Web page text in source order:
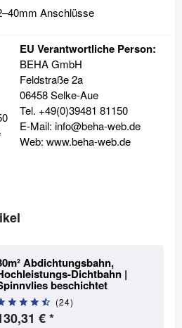
Anschlüsse
EU Verantwortliche Person:
BEHA GmbH
Feldstraße 2a
06458 Selke-Aue
Tel. +49(0)39481 81150
E-Mail: info@beha-web.de
Web: www.beha-web.de
Abdichtungsbahn,
Dichtbahn |
beschichtet
(24)
€ *